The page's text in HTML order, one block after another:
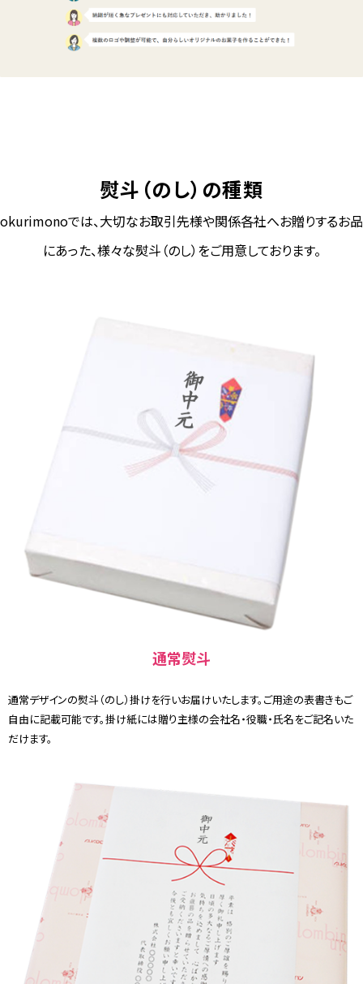
熨斗（のし）の種類
okurimonoでは、大切なお取引先様や関係各社へお贈りするお品
にあった、様々な熨斗（のし）をご用意しております。
通常熨斗
通常デザインの熨斗（のし）掛けを行いお届けいたします。ご用途の表書きもご
自由に記載可能です。掛け紙には贈り主様の会社名・役職・氏名をご記名いた
だけます。